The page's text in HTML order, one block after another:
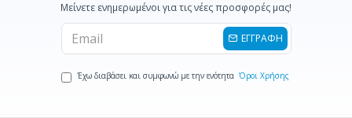
Μείνετε ενημερωμένοι για τις νέες προσφορές μας!
ΕΓΓΡΑΦΗ
Έχω διαβάσει και συμφωνώ με την ενότητα Όροι Χρήσης